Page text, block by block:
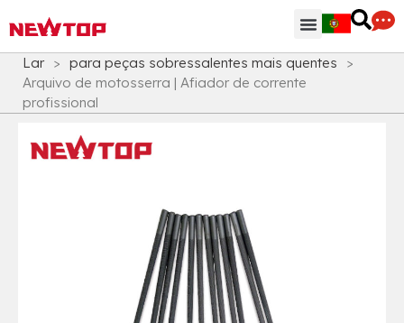
Lar > para peças sobressalentes mais quentes
>
Arquivo de motosserra | Afiador de corrente
profissional